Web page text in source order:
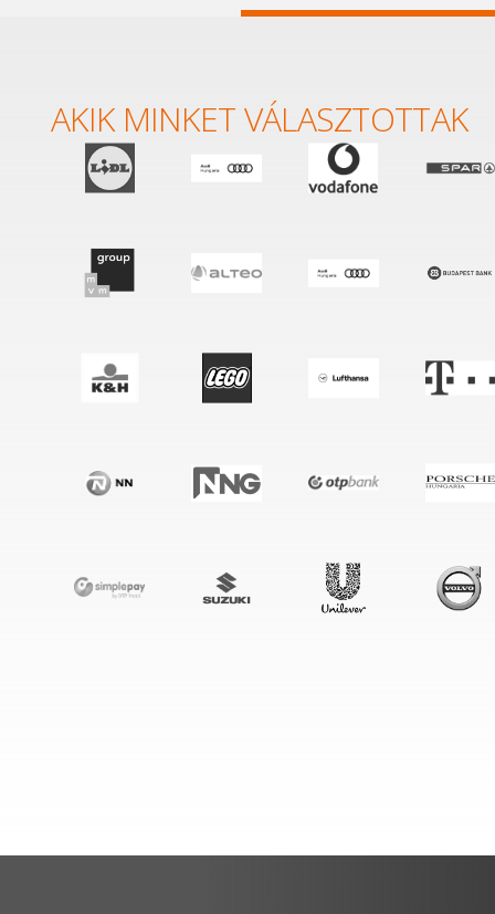
AKIK MINKET VÁLASZTOTTAK